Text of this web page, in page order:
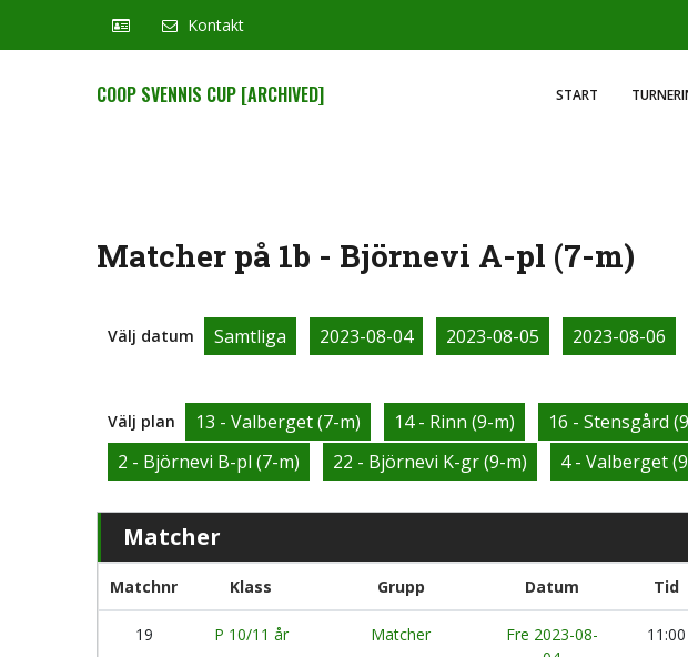
Kontakt
COOP SVENNIS CUP [ARCHIVED] START
Matcher på 1b - Björnevi A-pl (7-m)
Välj datum Samtliga 2023-08-04 2023-08-05 2023-08-06
Välj plan 13 - Valberget (7-m) 14 - Rinn (9-m) 16 - Stensgård
2 - Björnevi B-pl (7-m)
22 - Björnevi K-gr (9-m) 4 - Valberget
Matcher
Matchnr Klass Grupp Datum Tid
19 P 10/11 år Matcher
Fre 2023-08-
11:00